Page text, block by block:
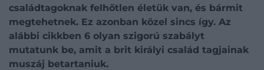
családtagoknak felhőtlen életük van, és bármit
megtehetnek. Ez azonban közel sincs így. Az
alábbi cikkben 6 olyan szigorú szabályt
mutatunk be, amit a brit királyi család tagjainak
muszáj betartaniuk.